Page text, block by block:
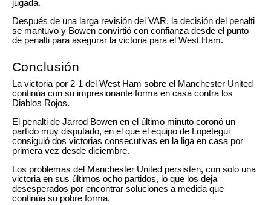
jugada.
Después de una larga revisión del VAR, la decisión del penalti
se mantuvo y Bowen convirtió con confianza desde el punto
de penalti para asegurar la victoria para el West Ham.
Conclusión
La victoria por 2-1 del West Ham sobre el Manchester United
continúa con su impresionante forma en casa contra los
Diablos Rojos.
El penalti de Jarrod Bowen en el último minuto coronó un
partido muy disputado, en el que el equipo de Lopetegui
consiguió dos victorias consecutivas en la liga en casa por
primera vez desde diciembre.
Los problemas del Manchester United persisten, con solo una
victoria en sus últimos ocho partidos, lo que los deja
desesperados por encontrar soluciones a medida que
continúa su pobre forma.